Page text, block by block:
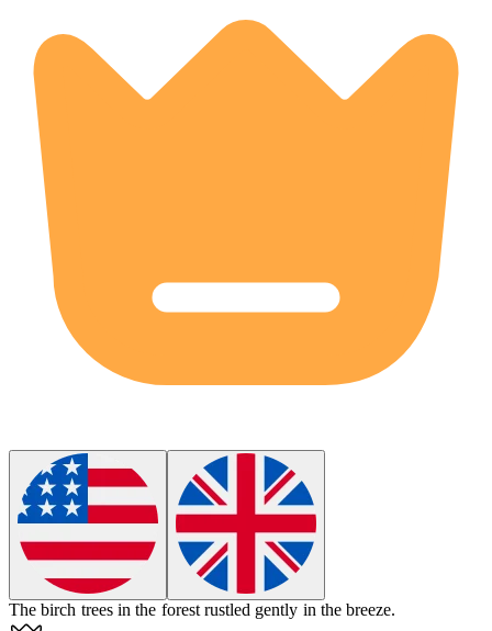
Thebirch trees in the forest rustled gently in the breeze.